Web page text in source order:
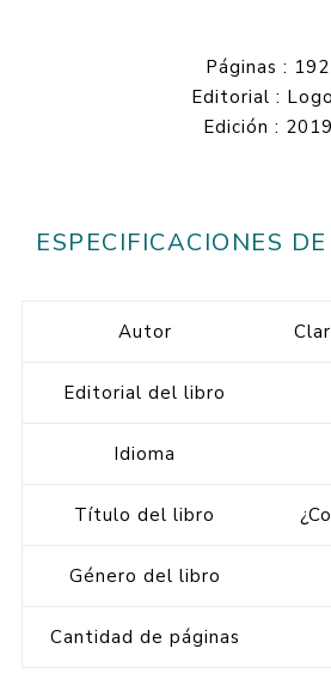
Páginas : 192
Editorial :
Edición : 2019
ESPECIFICACIONES
Autor
Editorial del libro
Idioma
Título del libro
Género del libro
Cantidad de páginas